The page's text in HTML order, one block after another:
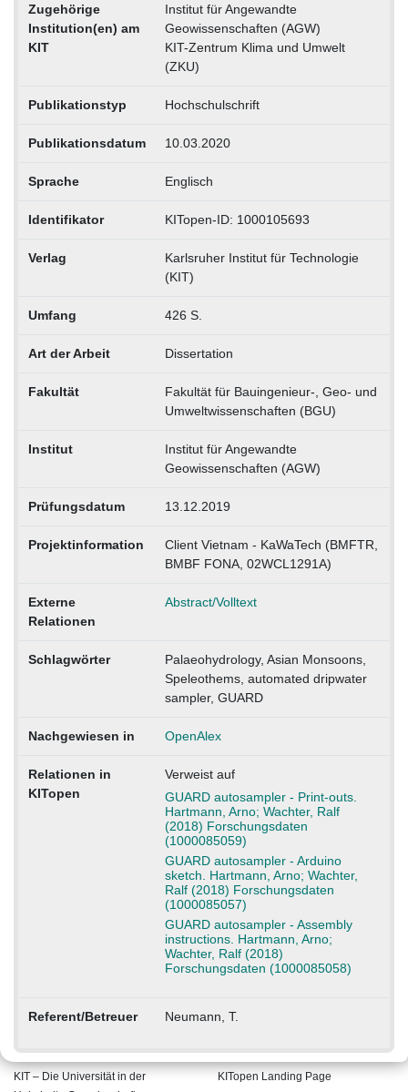
Zugehörige
Institution(en) am
KIT
Institut für Angewandte
Geowissenschaften (AGW)
KIT-Zentrum Klima und Umwelt
(ZKU)
Publikationstyp Hochschulschrift
Publikationsdatum 10.03.2020
Sprache Englisch
Identifikator KITopen-ID: 1000105693
Verlag
Karlsruher Institut für Technologie
(KIT)
Umfang 426 S.
Art der Arbeit Dissertation
Fakultät
Fakultät für Bauingenieur-, Geo- und
Umweltwissenschaften (BGU)
Institut
Institut für Angewandte
Geowissenschaften (AGW)
Prüfungsdatum 13.12.2019
Projektinformation
Client Vietnam - KaWaTech (BMFTR,
BMBF FONA, 02WCL1291A)
Externe
Relationen
Abstract/Volltext
Schlagwörter
Palaeohydrology, Asian Monsoons,
Speleothems, automated dripwater
sampler, GUARD
Nachgewiesen in OpenAlex
Relationen in
KITopen
Verweist auf
GUARD autosampler - Print-outs.
Hartmann, Arno; Wachter, Ralf
(2018) Forschungsdaten
(1000085059)
GUARD autosampler - Arduino
sketch. Hartmann, Arno; Wachter,
Ralf (2018) Forschungsdaten
(1000085057)
GUARD autosampler - Assembly
instructions. Hartmann, Arno;
Wachter, Ralf (2018)
Forschungsdaten (1000085058)
Referent/Betreuer Neumann, T.
KIT – Die Universität in der
KITopen Landing Page